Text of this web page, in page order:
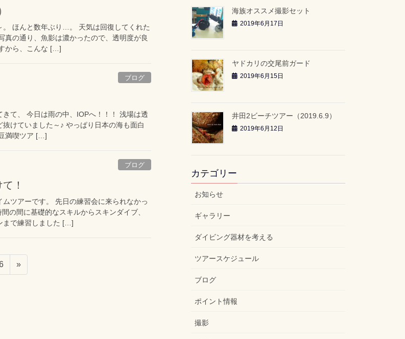
ほんと数年ぶり…。 天気は回復してくれた
の通り、魚影は濃かったので、透明度が良
から、こんな […]
ブログ
て、 今日は雨の中、IOPへ！！！ 浅場は透
けていました～♪ やっぱり日本の海も面白
満喫ツア […]
ブログ
！
ツアーです。 先日の練習会に来られなかっ
の間に基礎的なスキルからスキンダイブ、
まで練習しました […]
»
海族オススメ撮影セット
2019年6月17日
ヤドカリの交尾前ガード
2019年6月15日
井田2ビーチツアー（2019.6.9）
2019年6月12日
カテゴリー
お知らせ
ギャラリー
ダイビング器材を考える
ツアースケジュール
ブログ
ポイント情報
撮影